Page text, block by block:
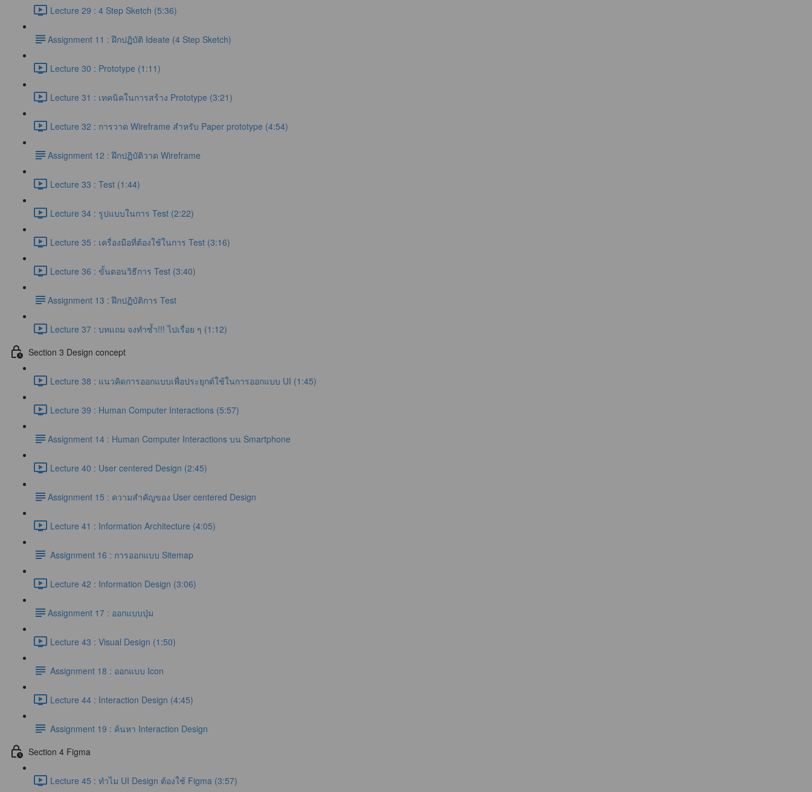
Lecture 29 : 4 Step Sketch (5:36)
​Assignment 11 : ฝึกปฏิบัติ Ideate (4 Step Sketch)
Lecture 30 : Prototype (1:11)
Lecture 31 : เทคนิคในการสร้าง Prototype (3:21)
Lecture 32 : การวาด Wireframe สำหรับ Paper prototype (4:54)
​Assignment 12 : ฝึกปฏิบัติวาด Wireframe
Lecture 33 : Test (1:44)
Lecture 34 : รูปแบบในการ Test (2:22)
Lecture 35 : เครื่องมือที่ต้องใช้ในการ Test (3:16)
Lecture 36 : ขั้นตอนวิธีการ Test (3:40)
​Assignment 13 : ฝึกปฏิบัติการ Test
Lecture 37 : บทแถม จงทำซ้ำ!!! ไปเรื่อย ๆ (1:12)
Section 3 Design concept
Lecture 38 : แนวคิดการออกแบบเพื่อประยุกต์ใช้ในการออกแบบ UI (1:45)
Lecture 39 : Human Computer Interactions (5:57)
​Assignment 14 : Human Computer Interactions บน Smartphone
Lecture 40 : User centered Design (2:45)
​Assignment 15 : ความสำคัญของ User centered Design
Lecture 41 : Information Architecture (4:05)
Assignment 16 : การออกแบบ Sitemap
Lecture 42 : Information Design (3:06)
​Assignment 17 : ออกแบบปุ่ม
Lecture 43 : Visual Design (1:50)
Assignment 18 : ออกแบบ Icon
Lecture 44 : Interaction Design (4:45)
Assignment 19 : ค้นหา Interaction Design
Section 4 Figma
Lecture 45 : ทำไม UI Design ต้องใช้ Figma (3:57)